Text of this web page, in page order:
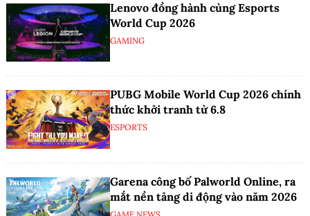
Lenovo đồng hành cùng Esports
World Cup 2026
GAMING
PUBG Mobile World Cup 2026 chính
thức khởi tranh từ 6.8
ESPORTS
Garena công bố Palworld Online, ra
mắt nền tảng di động vào năm 2026